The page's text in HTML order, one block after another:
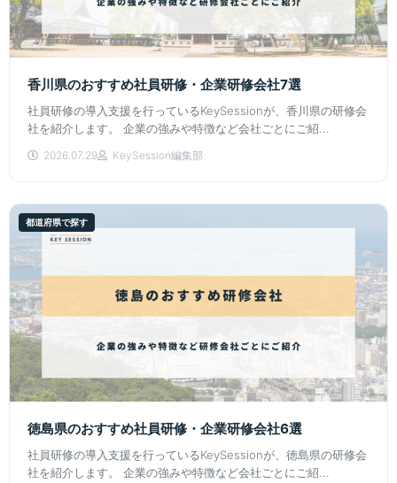
香川県のおすすめ社員研修・企業研修会社7選
社員研修の導入支援を行っているKeySessionが、香川県の研修会
社を紹介します。 企業の強みや特徴など会社ごとにご紹...
2026.07.29 KeySession編集部
都道府県で探す
徳島県のおすすめ社員研修・企業研修会社6選
社員研修の導入支援を行っているKeySessionが、徳島県の研修会
社を紹介します。 企業の強みや特徴など会社ごとにご紹...